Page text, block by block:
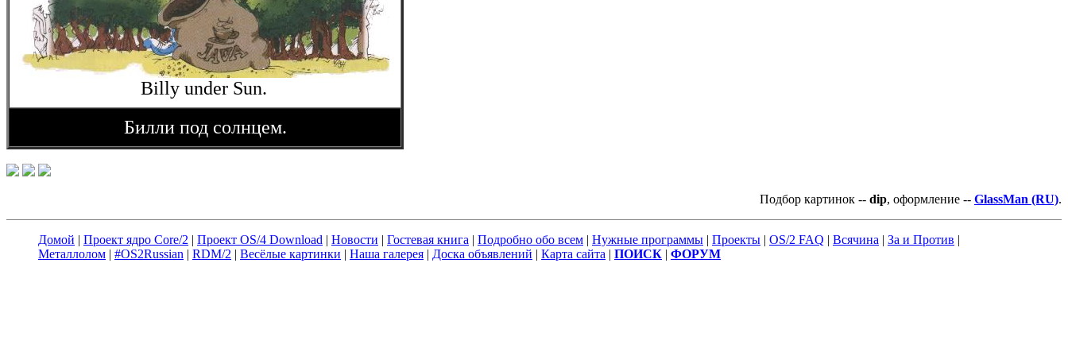
Billy under Sun.
Билли под солнцем.
Подбор картинок -- dip, оформление -- GlassMan (RU).
Домой | Проект ядро Core/2 | Проект OS/4 Download | Новости | Гостевая книга | Подробно обо всем | Нужные программы | Проекты | OS/2 FAQ | Всячина | За и Против |
Металлолом | #OS2Russian | RDM/2 | Весёлые картинки | Наша галерея | Доска объявлений | Карта сайта | ПОИСК | ФОРУМ